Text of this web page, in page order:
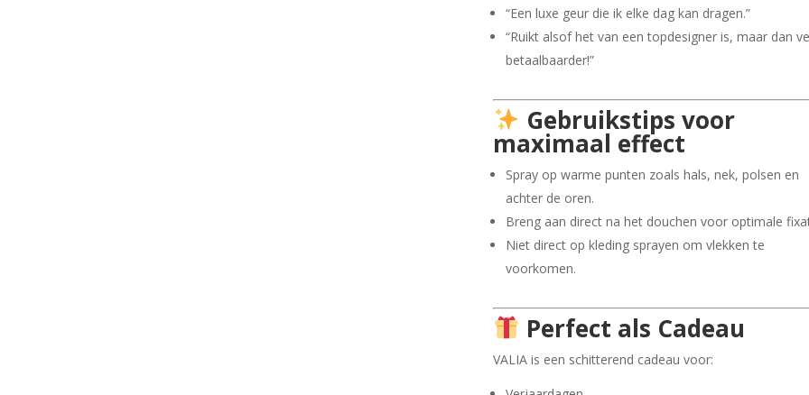
“Een luxe geur die ik elke dag kan dragen.”
“Ruikt alsof het van een topdesigner is, maar dan
betaalbaarder!”
Gebruikstips voor
maximaal effect
Spray op warme punten zoals hals, nek, polsen en
achter de oren.
Breng aan direct na het douchen voor optimale
Niet direct op kleding sprayen om vlekken te
voorkomen.
Perfect als Cadeau
VALIA is een schitterend cadeau voor: